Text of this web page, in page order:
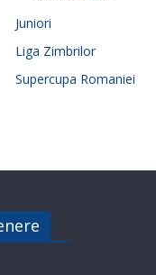
Juniori
Liga Zimbrilor
Supercupa Romaniei